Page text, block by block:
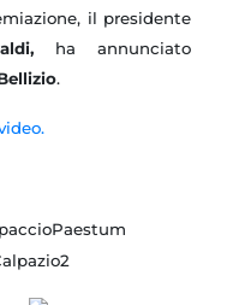
il presidente
ha annunciato
.